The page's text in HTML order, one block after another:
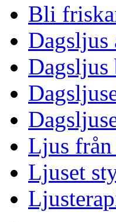
Bli
Dagsljus
Ljus från
Ljuset